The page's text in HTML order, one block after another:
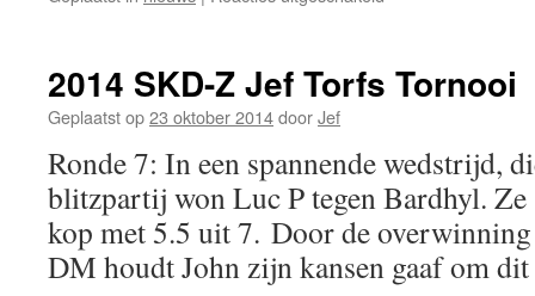
2014 SKD-Z Jef Torfs Tornooi
Geplaatst op23 oktober 2014doorJef
Ronde 7: In een spannende wedstrijd,
blitzpartij won Luc P tegen Bardhyl. Ze
kop met 5.5 uit 7. Door de overwinning
DM houdt John zijn kansen gaaf om